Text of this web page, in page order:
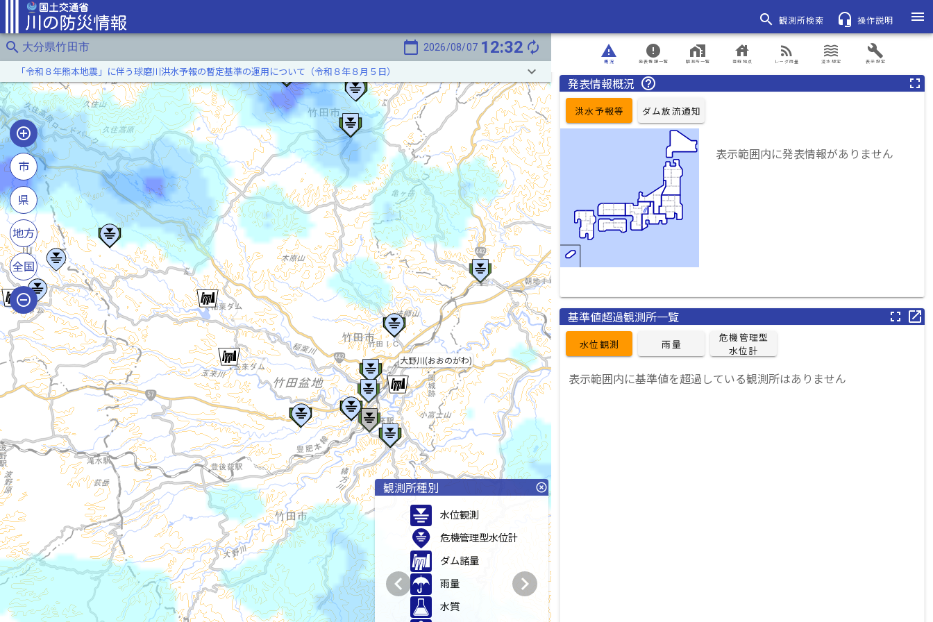
search 観測所検索 headset_mic 操作説明
menu
search 大分県竹田市 calendar_today 2026/08/07 12:32 autorenew
大野川(おおのがわ)
「令和８年熊本地震」に伴う球磨川洪水予報の暫定基準の運用について（令和８年８月５日） keyboard_arrow_down
市
県
地方
全国
観測所種別 highlight_off
水位観測
危機管理型水位計
ダム諸量
雨量
水質
chevron_left chevron_right
概況
report_problem
発表情報一覧
error
観測所一覧
home_work
登録地点
house
レーダ雨量
rss_feed
浸水想定
waves
表示設定
build
発表情報概況 help_outline fullscreen
洪水予報等 ダム放流通知
表示範囲内に発表情報がありません
基準値超過観測所一覧 fullscreen open_in_new
水位観測 雨量
危機管理型
水位計
表示範囲内に基準値を超過している観測所はありません